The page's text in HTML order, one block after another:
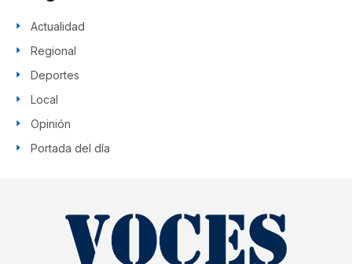
Actualidad
Regional
Deportes
Local
Opinión
Portada del día